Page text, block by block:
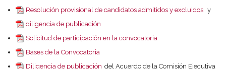
Resolución provisional de candidatos admitidos y excluidos y
diligencia de publicación
Solicitud de participación en la convocatoria
Bases de la Convocatoria
Diligencia de publicación del Acuerdo de la Comisión Ejecutiva